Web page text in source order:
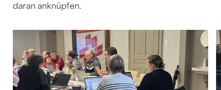
daran anknüpfen.